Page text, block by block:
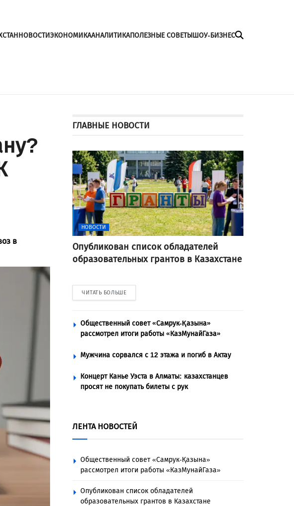
НОВОСТИЭКОНОМИКААНАЛИТИКАПОЛЕЗНЫЕ СОВЕТЫШОУ-БИЗНЕС
в
ГЛАВНЫЕ НОВОСТИ
НОВОСТИ
Опубликован список обладателей
образовательных грантов в Казахстане
ЧИТАТЬ БОЛЬШЕ
Общественный совет «Самрук-Қазына»
рассмотрел итоги работы «КазМунайГаза»
Мужчина сорвался с 12 этажа и погиб в Актау
Концерт Канье Уэста в Алматы: казахстанцев
просят не покупать билеты с рук
ЛЕНТА НОВОСТЕЙ
Общественный совет «Самрук-Қазына»
рассмотрел итоги работы «КазМунайГаза»
Опубликован список обладателей
образовательных грантов в Казахстане